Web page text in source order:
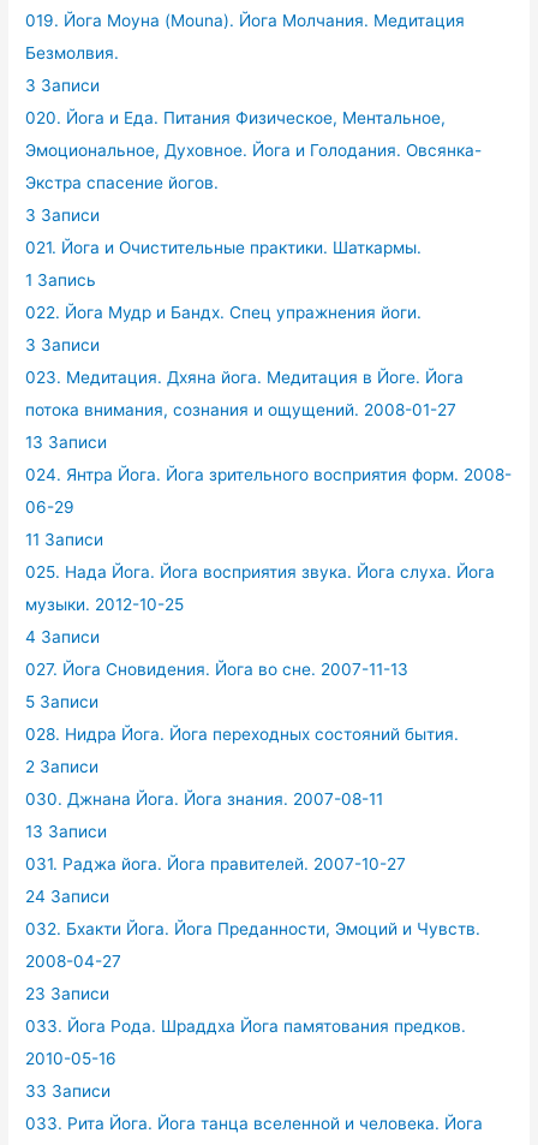
019. Йога Моуна (Mouna). Йога Молчания. Медитация
Безмолвия.
3 Записи
020. Йога и Еда. Питания Физическое, Ментальное,
Эмоциональное, Духовное. Йога и Голодания. Овсянка-
Экстра спасение йогов.
3 Записи
021. Йога и Очистительные практики. Шаткармы.
1 Запись
022. Йога Мудр и Бандх. Спец упражнения йоги.
3 Записи
023. Медитация. Дхяна йога. Медитация в Йоге. Йога
потока внимания, сознания и ощущений. 2008-01-27
13 Записи
024. Янтра Йога. Йога зрительного восприятия форм. 2008-
06-29
11 Записи
025. Нада Йога. Йога восприятия звука. Йога слуха. Йога
музыки. 2012-10-25
4 Записи
027. Йога Сновидения. Йога во сне. 2007-11-13
5 Записи
028. Нидра Йога. Йога переходных состояний бытия.
2 Записи
030. Джнана Йога. Йога знания. 2007-08-11
13 Записи
031. Раджа йога. Йога правителей. 2007-10-27
24 Записи
032. Бхакти Йога. Йога Преданности, Эмоций и Чувств.
2008-04-27
23 Записи
033. Йога Рода. Шраддха Йога памятования предков.
2010-05-16
33 Записи
033. Рита Йога. Йога танца вселенной и человека. Йога